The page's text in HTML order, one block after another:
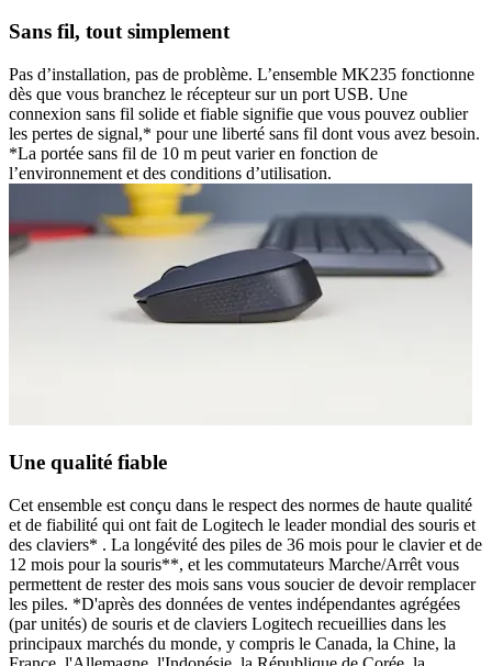
Sans fil, tout simplement
Pas d’installation, pas de problème. L’ensemble MK235 fonctionne
dès que vous branchez le récepteur sur un port USB. Une
connexion sans fil solide et fiable signifie que vous pouvez oublier
les pertes de signal,* pour une liberté sans fil dont vous avez besoin.
*La portée sans fil de 10 m peut varier en fonction de
l’environnement et des conditions d’utilisation.
Une qualité fiable
Cet ensemble est conçu dans le respect des normes de haute qualité
et de fiabilité qui ont fait de Logitech le leader mondial des souris et
des claviers* . La longévité des piles de 36 mois pour le clavier et de
12 mois pour la souris**, et les commutateurs Marche/Arrêt vous
permettent de rester des mois sans vous soucier de devoir remplacer
les piles. *D'après des données de ventes indépendantes agrégées
(par unités) de souris et de claviers Logitech recueillies dans les
principaux marchés du monde, y compris le Canada, la Chine, la